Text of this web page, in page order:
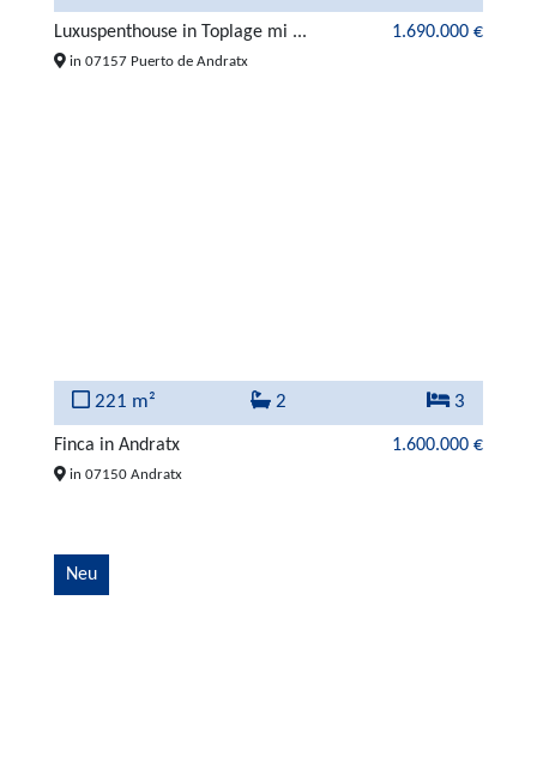
Luxuspenthouse in Toplage mi ... 1.690.000 €
in 07157 Puerto de Andratx
221 m² 2 3
Finca in Andratx 1.600.000 €
in 07150 Andratx
Neu